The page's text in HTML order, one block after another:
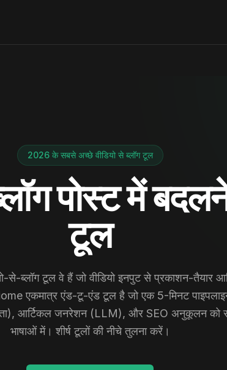
2026 के सबसे अच्छे वीडियो से ब्लॉग टूल
पोस्ट में
टूल
से-ब्लॉग टूल वे हैं जो वीडियो इनपुट से प्रकाशन-तैयार
एकमात्र एंड-टू-एंड टूल है जो एक 5-मिनट
आर्टिकल जनरेशन (LLM), और SEO अनुकूलन को
भाषाओं में। शीर्ष टूलों की नीचे तुलना करें।